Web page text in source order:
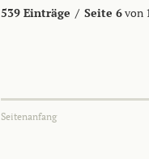
539 Einträge / Seite 6von
Seitenanfang